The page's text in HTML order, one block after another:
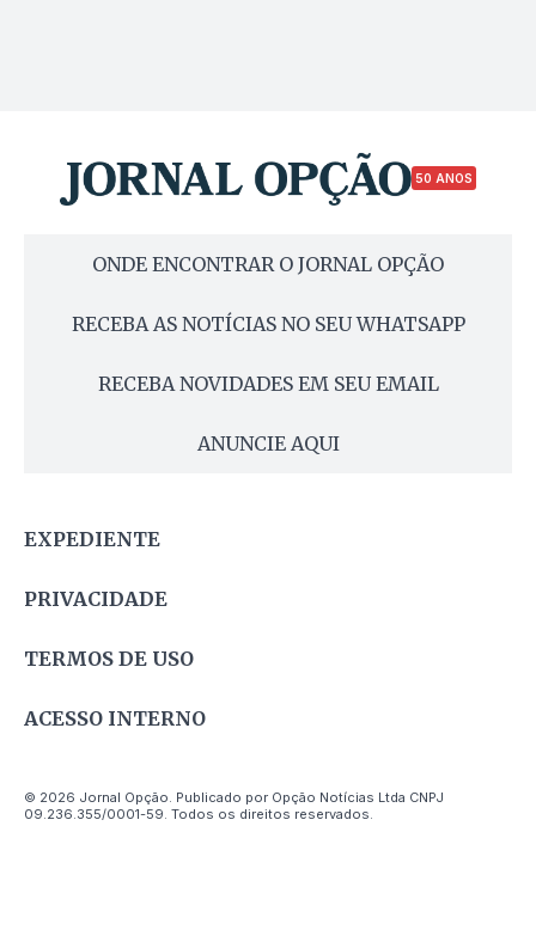
50 ANOS
ONDE ENCONTRAR O JORNAL OPÇÃO
RECEBA AS NOTÍCIAS NO SEU WHATSAPP
RECEBA NOVIDADES EM SEU EMAIL
ANUNCIE AQUI
EXPEDIENTE
PRIVACIDADE
TERMOS DE USO
ACESSO INTERNO
© 2026 Jornal Opção. Publicado por Opção Notícias Ltda CNPJ
09.236.355/0001-59. Todos os direitos reservados.